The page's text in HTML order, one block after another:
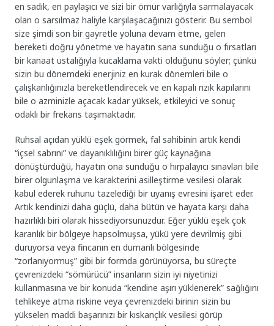
en sadık, en paylaşıcı ve sizi bir ömür varlığıyla sarmalayacak
olan o sarsılmaz haliyle karşılaşacağınızı gösterir. Bu sembol
size şimdi son bir gayretle yoluna devam etme, gelen
bereketi doğru yönetme ve hayatın sana sunduğu o fırsatları
bir kanaat ustalığıyla kucaklama vakti olduğunu söyler; çünkü
sizin bu dönemdeki enerjiniz en kurak dönemleri bile o
çalışkanlığınızla bereketlendirecek ve en kapalı rızık kapılarını
bile o azminizle açacak kadar yüksek, etkileyici ve sonuç
odaklı bir frekans taşımaktadır.
Ruhsal açıdan yüklü eşek görmek, fal sahibinin artık kendi
“içsel sabrını” ve dayanıklılığını birer güç kaynağına
dönüştürdüğü, hayatın ona sunduğu o hırpalayıcı sınavları bile
birer olgunlaşma ve karakterini asilleştirme vesilesi olarak
kabul ederek ruhunu tazelediği bir uyanış evresini işaret eder.
Artık kendinizi daha güçlü, daha bütün ve hayata karşı daha
hazırlıklı biri olarak hissediyorsunuzdur. Eğer yüklü eşek çok
karanlık bir bölgeye hapsolmuşsa, yükü yere devrilmiş gibi
duruyorsa veya fincanın en dumanlı bölgesinde
“zorlanıyormuş” gibi bir formda görünüyorsa, bu süreçte
çevrenizdeki “sömürücü” insanların sizin iyi niyetinizi
kullanmasına ve bir konuda “kendine aşırı yüklenerek” sağlığını
tehlikeye atma riskine veya çevrenizdeki birinin sizin bu
yükselen maddi başarınızı bir kıskançlık vesilesi görüp